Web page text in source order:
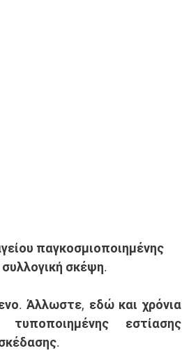
παγκοσμιοποιημένης
σκέψη.
Άλλωστε, εδώ και χρόνια
εστίασης